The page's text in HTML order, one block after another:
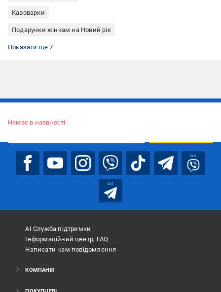
Кавоварки
Подарунки жінкам на Новий рік
Подарунки колегам на Новий рік
Подарунки чоловікам на Новий рік
Все для приготування кави
Посуд для чаю та кави
Турки для газових плит
Турки для електричних плит
Турки Metrot
Показати ще 7
Немає в наявності
bot
bot
АІ Служба підтримки
Інформаційний центр, FAQ
Написати нам повідомлення
КОМПАНІЯ